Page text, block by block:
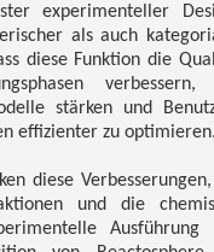
experimenteller
als auch
diese Funktion die
verbessern,
stärken und
effizienter zu
diese
und die
Ausführung